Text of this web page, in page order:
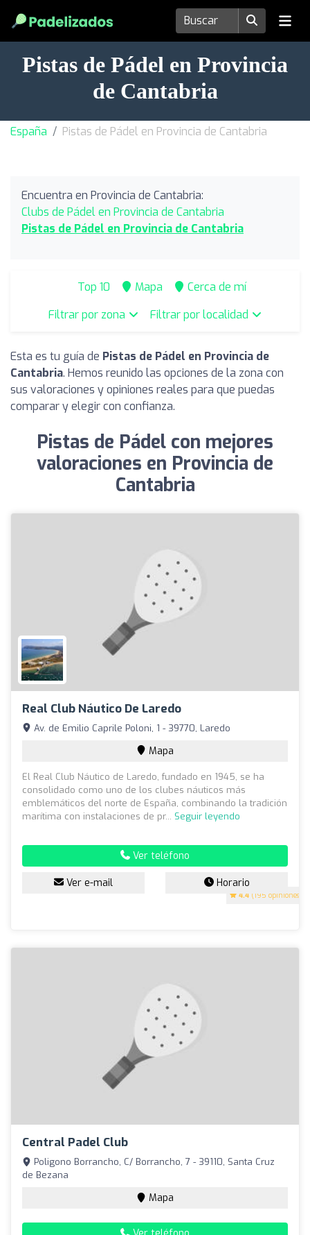
Pistas de Pádel en Provincia
de Cantabria
España Pistas de Pádel en Provincia de Cantabria
Encuentra en Provincia de Cantabria:
Clubs de Pádel en Provincia de Cantabria
Pistas de Pádel en Provincia de Cantabria
Top 10 Mapa
Cerca de mí
Filtrar por zona
Filtrar por localidad
Esta es tu guía de Pistas de Pádel en Provincia de
Cantabria. Hemos reunido las opciones de la zona con
sus valoraciones y opiniones reales para que puedas
comparar y elegir con confianza.
Pistas de Pádel con mejores
valoraciones en Provincia de
Cantabria
Real Club Náutico De Laredo
4.4 (195 opiniones)
Av. de Emilio Caprile Poloni, 1 - 39770, Laredo
Mapa
El Real Club Náutico de Laredo, fundado en 1945, se ha
consolidado como uno de los clubes náuticos más
emblemáticos del norte de España, combinando la tradición
marítima con instalaciones de pr... Seguir leyendo
Ver teléfono
Ver e-mail Horario
Central Padel Club
Poligono Borrancho, C/ Borrancho, 7 - 39110, Santa Cruz
de Bezana
Mapa